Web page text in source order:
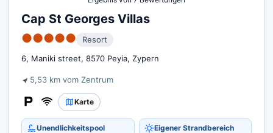
Cap St Georges Villas
●●●●●
Resort
6, Maniki street, 8570 Peyia, Zypern
5,53 km vom Zentrum
Karte
Unendlichkeitspool Eigener Strandbereich